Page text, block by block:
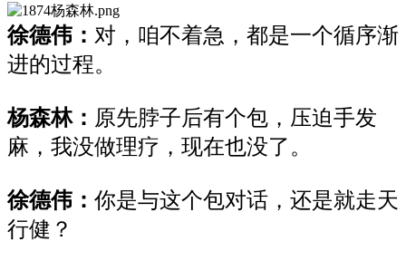
徐德伟： 对，咱不着急，都是一个循序渐
进的过程。
杨森林： 原先脖子后有个包，压迫手发
麻，我没做理疗，现在也没了。
徐德伟： 你是与这个包对话，还是就走天
行健？